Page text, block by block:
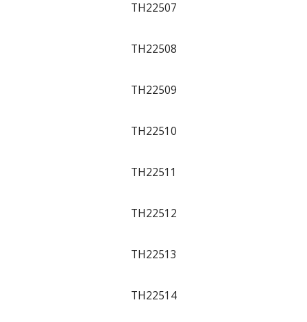
TH22507
TH22508
TH22509
TH22510
TH22511
TH22512
TH22513
TH22514